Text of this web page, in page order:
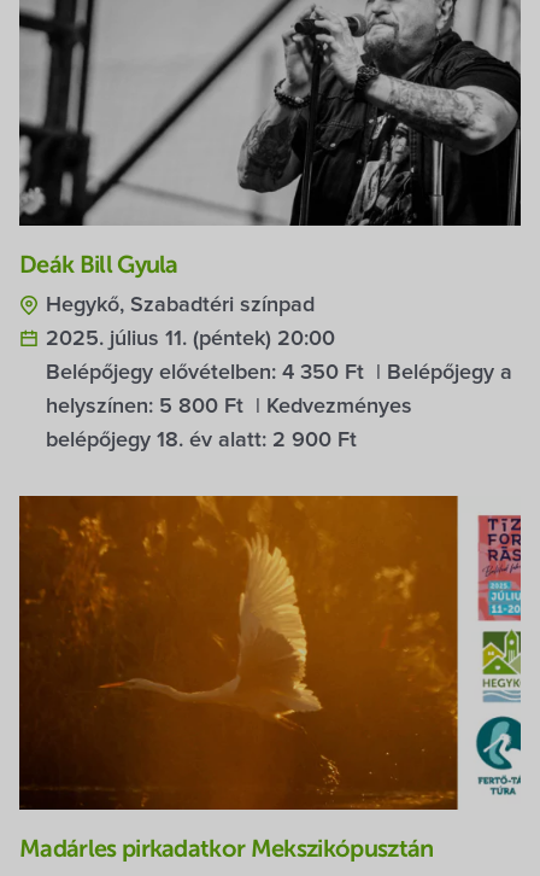
Deák Bill Gyula
Hegykő, Szabadtéri színpad
2025. július 11. (péntek) 20:00
Belépőjegy elővételben: 4 350 Ft | Belépőjegy a
helyszínen: 5 800 Ft | Kedvezményes
belépőjegy 18. év alatt: 2 900 Ft
Madárles pirkadatkor Mekszikópusztán